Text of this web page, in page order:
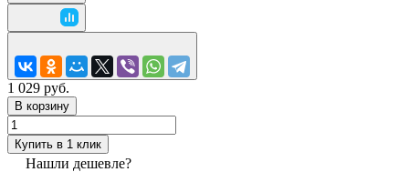
1 029 руб.
В корзину
Купить в 1 клик
Нашли дешевле?